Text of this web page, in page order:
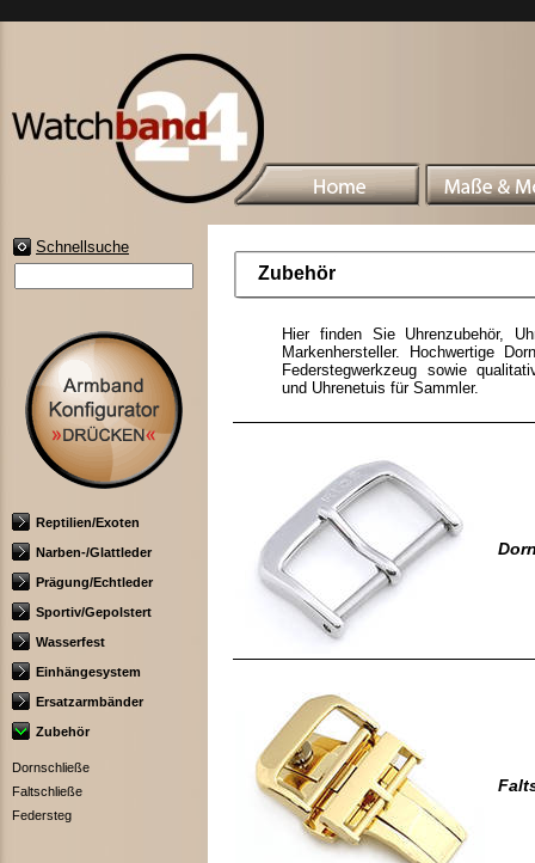
Schnellsuche
Reptilien/Exoten
Narben-/Glattleder
Prägung/Echtleder
Sportiv/Gepolstert
Wasserfest
Einhängesystem
Ersatzarmbänder
Zubehör
Dornschließe
Faltschließe
Federsteg
Zubehör
Hier finden Sie Uhrenzubehör,
Markenhersteller. Hochwertige
Federstegwerkzeug sowie
und Uhrenetuis für Sammler.